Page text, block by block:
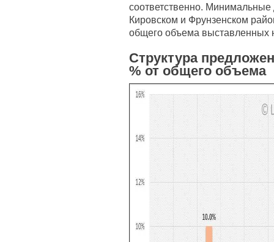
соответственно.
Кировском и Фрунзенском
общего объема выставленных
Структура
% от общего объема